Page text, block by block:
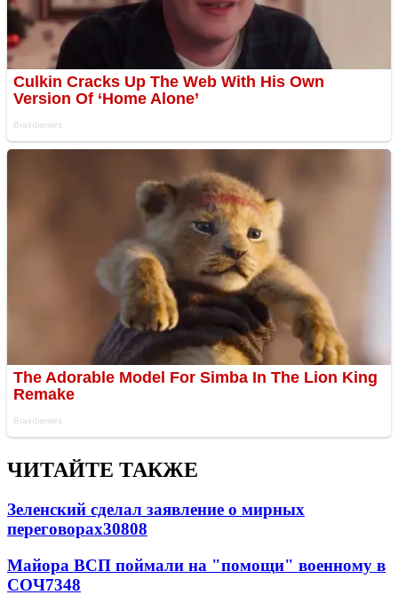
ЧИТАЙТЕ ТАКЖЕ
Зеленский сделал заявление о мирных
переговорах30808
Майора ВСП поймали на "помощи" военному в
СОЧ7348